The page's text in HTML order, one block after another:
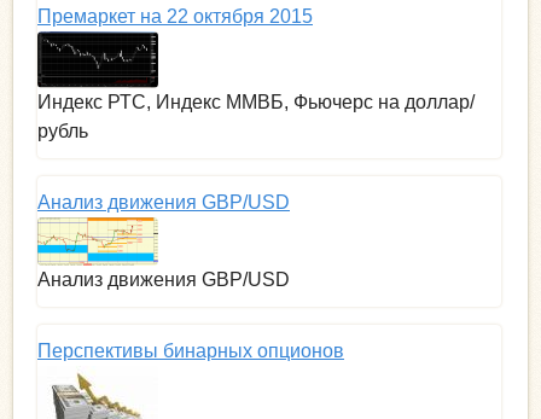
Премаркет на 22 октября 2015
Индекс РТС, Индекс ММВБ, Фьючерс на доллар/
рубль
Анализ движения GBP/USD
Анализ движения GBP/USD
Перспективы бинарных опционов